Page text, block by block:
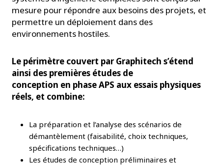
mesure pour répondre aux besoins des projets, et
permettre un déploiement dans des
environnements hostiles.
Le périmètre couvert par Graphitech s’étend
ainsi des premières études de
conception en phase APS aux essais physiques
réels, et combine:
La préparation et l’analyse des scénarios de
démantèlement (faisabilité, choix techniques,
spécifications techniques…)
Les études de conception préliminaires et